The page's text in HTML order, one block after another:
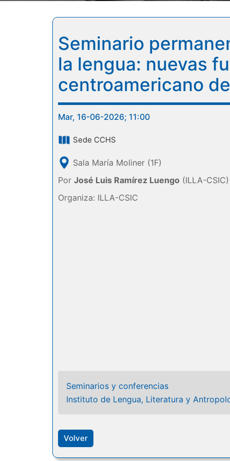
Seminario
la lengua: nuevas
centroamericano
Mar, 16-06-2026; 11:00
Sede CCHS
Sala María Moliner (1F)
Por José Luis Ramírez Luengo (ILLA-CSIC)
Organiza: ILLA-CSIC
Seminarios y conferencias
Instituto de Lengua, Literatura y
Volver